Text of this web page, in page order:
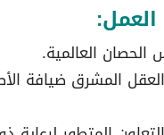
المشرق ضيافة